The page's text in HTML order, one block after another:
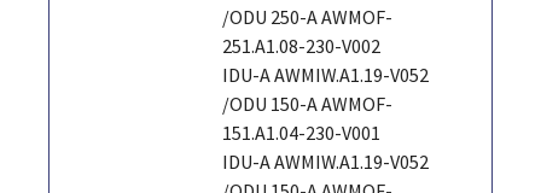
/ODU 250-A AWMOF-
251.A1.08-230-V002
IDU-A AWMIW.A1.19-V052
/ODU 150-A AWMOF-
151.A1.04-230-V001
IDU-A AWMIW.A1.19-V052